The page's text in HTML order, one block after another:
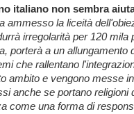
italiano non sembra
ammesso la liceità
irregolarità per 120 mila
porterà a un allungamento
che rallentano
ambito e vengono messe
anche se portano religioni
come una forma di